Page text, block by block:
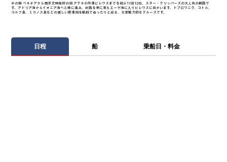
水の都 ベネチアから西洋文明発祥の地 アテネの外港ピレウスまでを結ぶ11泊12日。スター・クリッパーズの大人気の航路で
す。アドリア海からイオニア海へと南に進み、針路を東に変えエーゲ海に入りピレウスに向かいます。ドブロヴニク、コトル、
コルフ島、ミコノス島などの美しい寄港地を帆船でゆったりと巡る、大変魅力的なクルーズです。
日程 船 乗船日・料金